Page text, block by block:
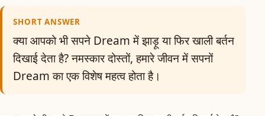
SHORT ANSWER
क्या आपको भी सपने Dream में झाड़ू या फिर खाली बर्तन
दिखाई देता है? नमस्कार दोस्तों, हमारे जीवन में सपनों
Dream का एक विशेष महत्व होता है।